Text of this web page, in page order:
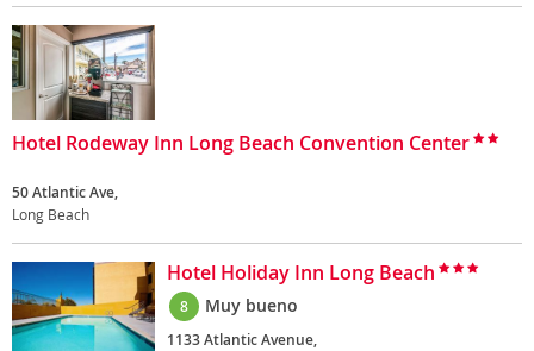
Hotel Rodeway Inn Long Beach Convention Center
50 Atlantic Ave,
Long Beach
Hotel Holiday Inn Long Beach
8 Muy bueno
1133 Atlantic Avenue,